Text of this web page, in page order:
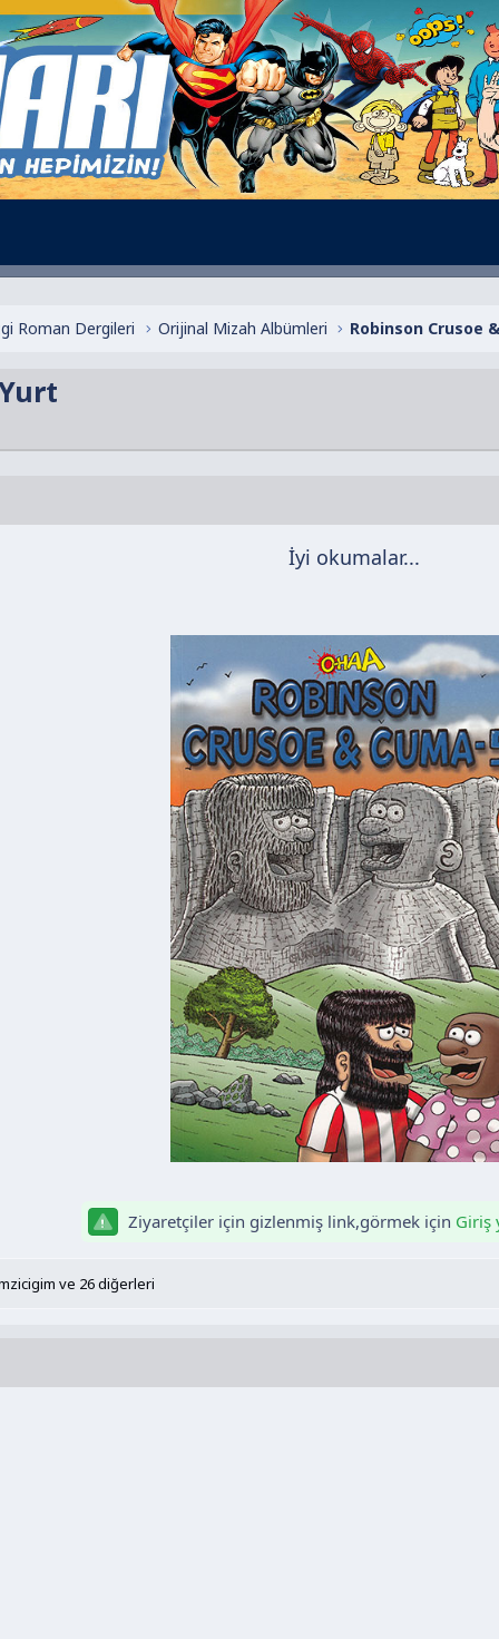
Roman Dergileri Orijinal Mizah Albümleri Robinson Crusoe
İyi okumalar...
Ziyaretçiler için gizlenmiş link,görmek için Giriş
ve 26 diğerleri